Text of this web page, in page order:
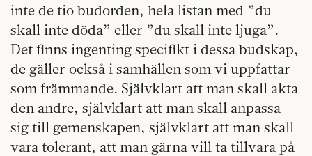
inte de tio budorden, hela listan med ”du
skall inte döda” eller ”du skall inte ljuga”.
Det finns ingenting specifikt i dessa budskap,
de gäller också i samhällen som vi uppfattar
som främmande. Självklart att man skall akta
den andre, självklart att man skall anpassa
sig till gemenskapen, självklart att man skall
vara tolerant, att man gärna vill ta tillvara på